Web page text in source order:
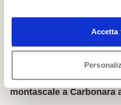
Accetta
domanda va presentata
dei lavori. Possono fare
Carbonara al Ticino
documentate, proprietari o
Quanto tempo serve per
montascale a Carbonara